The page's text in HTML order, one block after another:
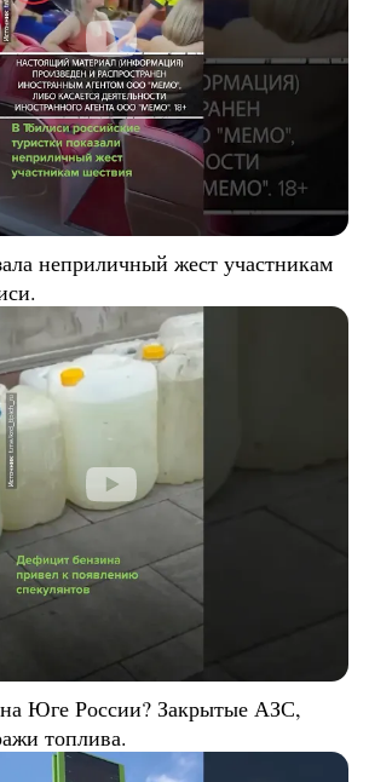
неприличный жест участникам
Юге России? Закрытые АЗС,
топлива.